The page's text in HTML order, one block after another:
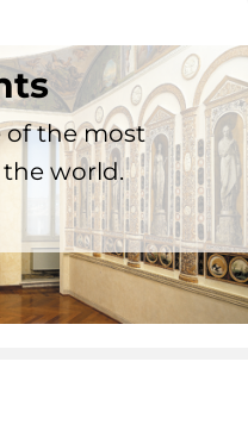
of the most
world.